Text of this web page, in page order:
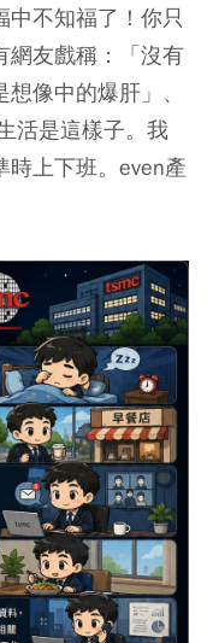
中不知福了！你只
網友戲稱：「沒有
像中的爆肝」、
活是這樣子。我
時上下班。even產